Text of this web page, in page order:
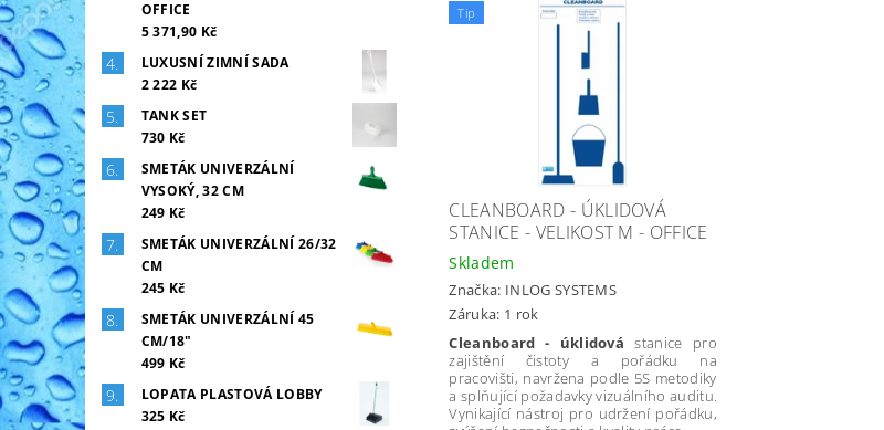
OFFICE
5 371,90 Kč
LUXUSNÍ ZIMNÍ SADA
2 222 Kč
TANK SET
730 Kč
SMETÁK UNIVERZÁLNÍ
VYSOKÝ, 32 CM
249 Kč
SMETÁK UNIVERZÁLNÍ 26/32
CM
245 Kč
SMETÁK UNIVERZÁLNÍ 45
CM/18"
499 Kč
LOPATA PLASTOVÁ LOBBY
325 Kč
Tip
CLEANBOARD - ÚKLIDOVÁ
STANICE - VELIKOST M - OFFICE
Skladem
Značka: INLOG SYSTEMS
Záruka: 1 rok
Cleanboard - úklidová stanice pro
zajištění čistoty a pořádku na
pracovišti, navržena podle 5S metodiky
a splňující požadavky vizuálního auditu.
Vynikající nástroj pro udržení pořádku,